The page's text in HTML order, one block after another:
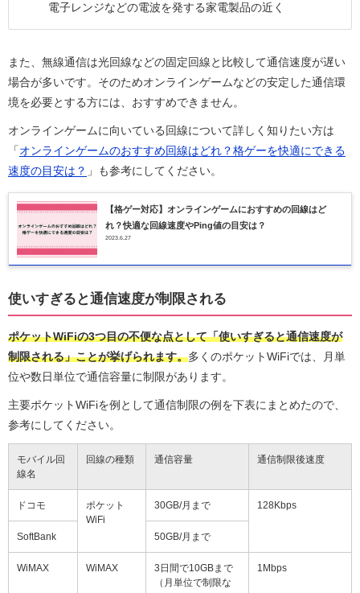
電子レンジなどの電波を発する家電製品の近く
また、無線通信は光回線などの固定回線と比較して通信速度が遅い
場合が多いです。そのためオンラインゲームなどの安定した通信環
境を必要とする方には、おすすめできません。
オンラインゲームに向いている回線について詳しく知りたい方は
「 オンラインゲームのおすすめ回線はどれ？格ゲーを快適にできる
速度の目安は？ 」も参考にしてください。
【格ゲー対応】オンラインゲームにおすすめの回線はど
れ？快適な回線速度やPing値の目安は？
2023.6.27
使いすぎると通信速度が制限される
ポケットWiFiの3つ目の不便な点として「使いすぎると通信速度が
制限される」ことが挙げられます。多くのポケットWiFiでは、月単
位や数日単位で通信容量に制限があります。
主要ポケットWiFiを例として通信制限の例を下表にまとめたので、
参考にしてください。
モバイル回
線名
回線の種類 通信容量 通信制限後速度
ドコモ
ポケット
WiFi
30GB/月まで 128Kbps
SoftBank 50GB/月まで
WiMAX WiMAX
3日間で10GBまで
（月単位で制限な
1Mbps